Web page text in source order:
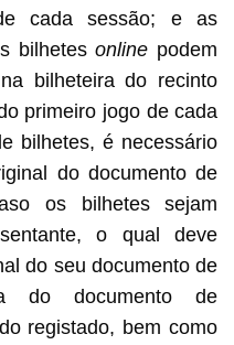
cada sessão; e as
bilhetesonline podem
bilheteira do recinto
primeiro jogo de cada
bilhetes, é necessário
do documento de
os bilhetes sejam
o qual deve
do seu documento de
do documento de
registado, bem como